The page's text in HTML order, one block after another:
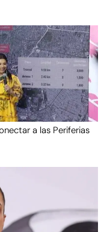
a las Periferias